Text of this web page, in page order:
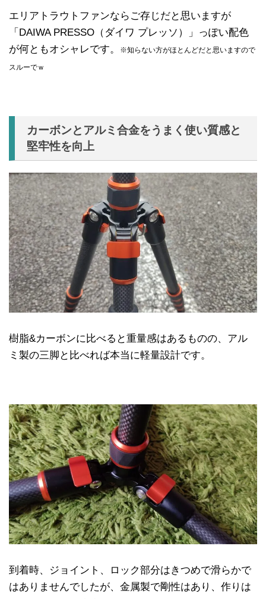
エリアトラウトファンならご存じだと思いますが
「DAIWA PRESSO（ダイワ プレッソ）」っぽい配色
が何ともオシャレです。
※知らない方がほとんどだと思いますので
スルーでｗ
カーボンとアルミ合金をうまく使い質感と
堅牢性を向上
樹脂&カーボンに比べると重量感はあるものの、アル
ミ製の三脚と比べれば本当に軽量設計です。
到着時、ジョイント、ロック部分はきつめで滑らかで
はありませんでしたが、金属製で剛性はあり、作りは